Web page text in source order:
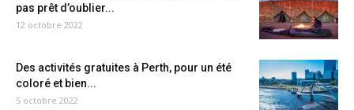
pas prêt d’oublier...
12 octobre 2022
Des activités gratuites à Perth, pour un été
coloré et bien...
5 octobre 2022